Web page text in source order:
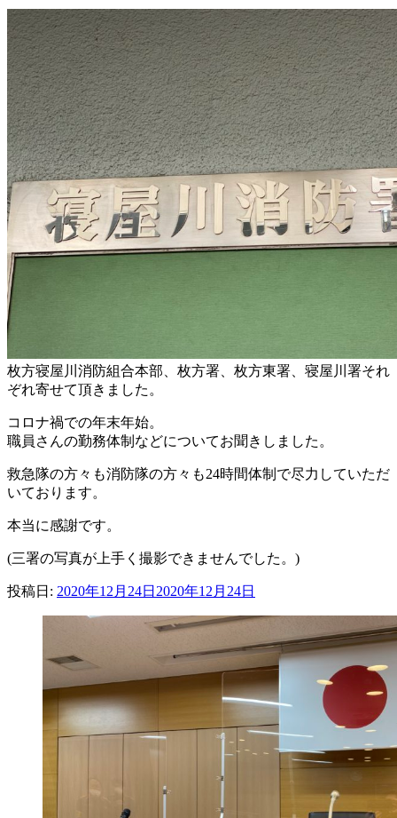
枚方寝屋川消防組合本部、枚方署、枚方東署、寝屋川署それ
ぞれ寄せて頂きました。
コロナ禍での年末年始。
職員さんの勤務体制などについてお聞きしました。
救急隊の方々も消防隊の方々も24時間体制で尽力していただ
いております。
本当に感謝です。
(三署の写真が上手く撮影できませんでした。)
投稿日: 2020年12月24日 2020年12月24日